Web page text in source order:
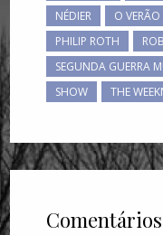
NÉDIER
O
PHILIP ROTH
SEGUNDA GUERRA
SHOW
THE